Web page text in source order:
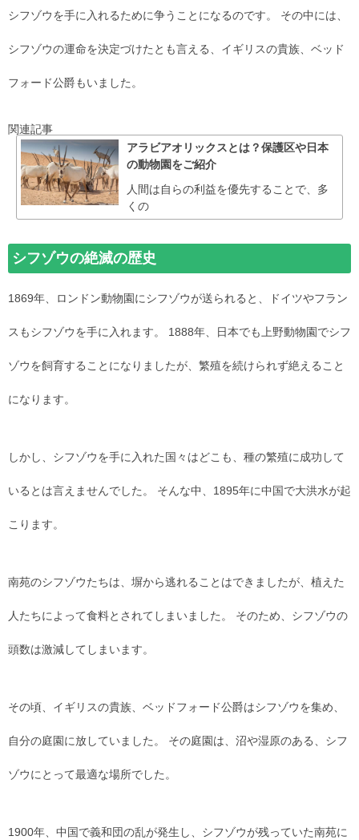
シフゾウを手に入れるために争うことになるのです。 その中には、
シフゾウの運命を決定づけたとも言える、イギリスの貴族、ベッド
フォード公爵もいました。
関連記事
アラビアオリックスとは？保護区や日本
の動物園をご紹介
人間は自らの利益を優先することで、多
くの
シフゾウの絶滅の歴史
1869年、ロンドン動物園にシフゾウが送られると、ドイツやフラン
スもシフゾウを手に入れます。 1888年、日本でも上野動物園でシフ
ゾウを飼育することになりましたが、繁殖を続けられず絶えること
になります。
しかし、シフゾウを手に入れた国々はどこも、種の繁殖に成功して
いるとは言えませんでした。 そんな中、1895年に中国で大洪水が起
こります。
南苑のシフゾウたちは、塀から逃れることはできましたが、植えた
人たちによって食料とされてしまいました。 そのため、シフゾウの
頭数は激減してしまいます。
その頃、イギリスの貴族、ベッドフォード公爵はシフゾウを集め、
自分の庭園に放していました。 その庭園は、沼や湿原のある、シフ
ゾウにとって最適な場所でした。
1900年、中国で義和団の乱が発生し、シフゾウが残っていた南苑に